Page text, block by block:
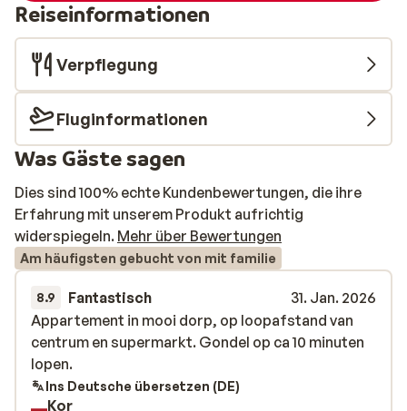
Reiseinformationen
Verpflegung
Fluginformationen
Was Gäste sagen
Dies sind 100% echte Kundenbewertungen, die ihre
Erfahrung mit unserem Produkt aufrichtig
widerspiegeln. Mehr über Bewertungen
Am häufigsten gebucht von mit familie
8.9 Fantastisch
31. Jan. 2026
Appartement in mooi dorp, op loopafstand van
centrum en supermarkt. Gondel op ca 10 minuten
lopen.
Appartement in mooi dorp, op loopafstand van
centrum en supermarkt. Gondel op ca 10 minuten
lopen.
Ins Deutsche übersetzen (DE)
Kor